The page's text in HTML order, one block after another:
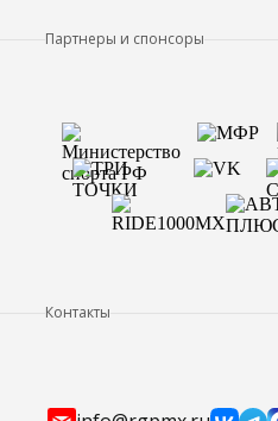
Партнеры и спонсоры
Контакты